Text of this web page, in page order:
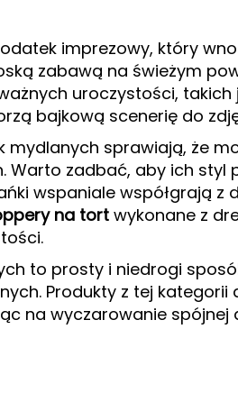
imprezowy, który
zabawą na świeżym
uroczystości, takich
bajkową scenerię do
mydlanych sprawiają, że
Warto zadbać, aby ich
wspaniale współgrają z
na tort wykonane z
to prosty i niedrogi
Produkty z tej
na wyczarowanie